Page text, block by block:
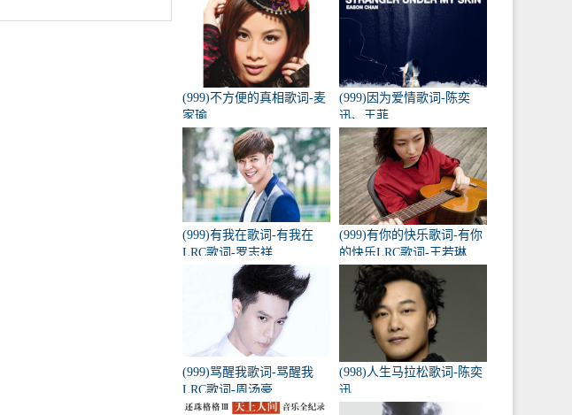
(999)不方便的真相歌词-麦
家瑜
(999)因为爱情歌词-陈奕
迅、王菲
(999)有我在歌词-有我在
LRC歌词-罗志祥
(999)有你的快乐歌词-有你
的快乐LRC歌词-王若琳
(999)骂醒我歌词-骂醒我
LRC歌词-周汤豪
(998)人生马拉松歌词-陈奕
迅